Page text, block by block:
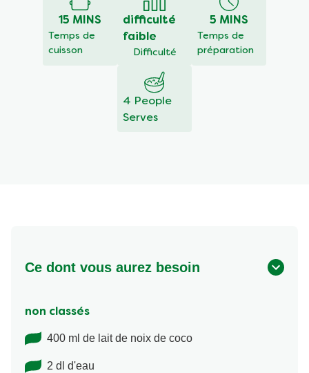
15 MINS
Temps de
cuisson
difficulté
faible
Difficulté
5 MINS
Temps de
préparation
4 People
Serves
Ce dont vous aurez besoin
non classés
400 ml de lait de noix de coco
2 dl d'eau